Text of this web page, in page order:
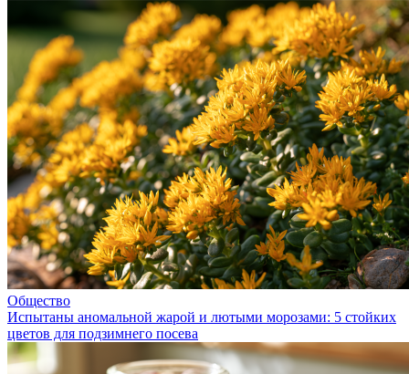
Общество
Испытаны аномальной жарой и лютыми морозами: 5 стойких
цветов для подзимнего посева